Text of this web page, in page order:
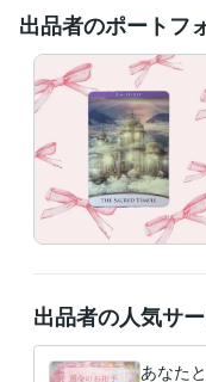
出品者のポートフ
出品者の人気サ
あなた